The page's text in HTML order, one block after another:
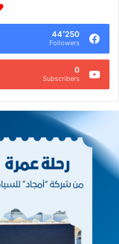
44٬250
Followers
0
Subscribers